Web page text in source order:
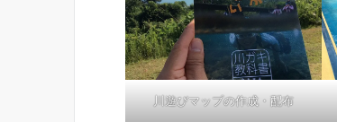
川遊びマップの作成・配布